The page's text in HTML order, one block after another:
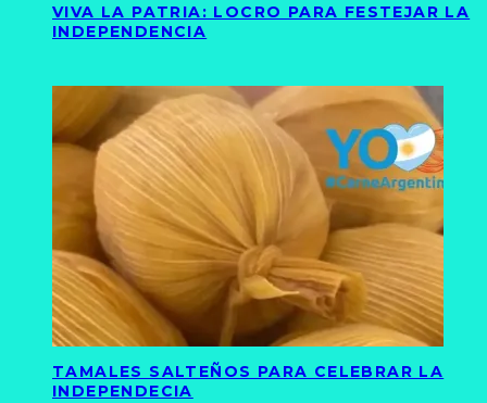
VIVA LA PATRIA: LOCRO PARA FESTEJAR LA
INDEPENDENCIA
TAMALES SALTEÑOS PARA CELEBRAR LA
INDEPENDECIA